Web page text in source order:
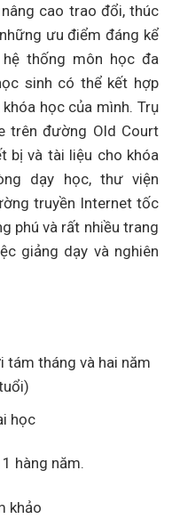
cao trao đổi, thúc
ưu điểm đáng kể
thống môn học đa
sinh có thể kết hợp
học của mình. Trụ
trên đường Old Court
bị và tài liệu cho khóa
dạy học, thư viện
truyền Internet tốc
phú và rất nhiều trang
giảng dạy và nghiên
tám tháng và hai năm
học
hàng năm.
khảo